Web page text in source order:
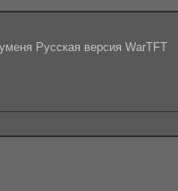
Русская версия WarTFT